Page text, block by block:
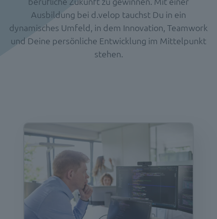
Ausbildung bei d.velop tauchst Du in ein
dynamisches Umfeld, in dem Innovation, Teamwork
und Deine persönliche Entwicklung im Mittelpunkt
stehen.